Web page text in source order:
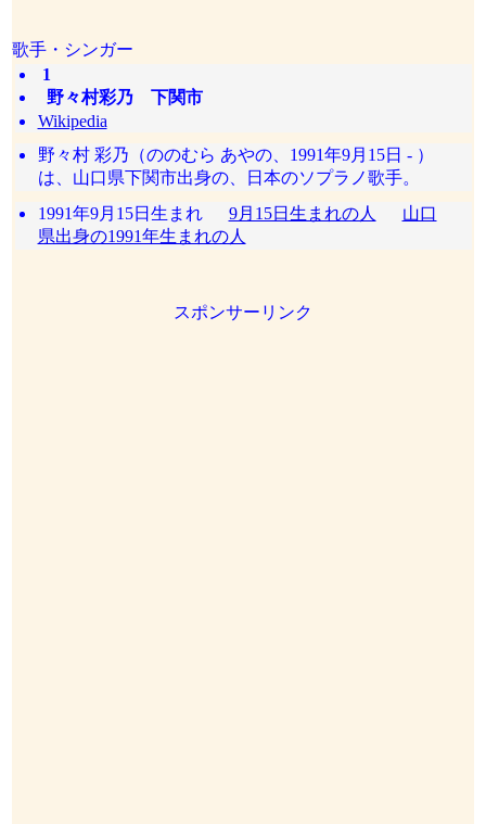
歌手・シンガー
1
野々村彩乃 下関市
Wikipedia
野々村 彩乃（ののむら あやの、1991年9月15日 - ）
は、山口県下関市出身の、日本のソプラノ歌手。
1991年9月15日生まれ 9月15日生まれの人
山口
県出身の1991年生まれの人
スポンサーリンク